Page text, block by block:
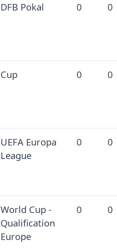
DFB Pokal 0 0
Cup 0 0
UEFA Europa
League
0 0
World Cup -
Qualification
Europe
0 0